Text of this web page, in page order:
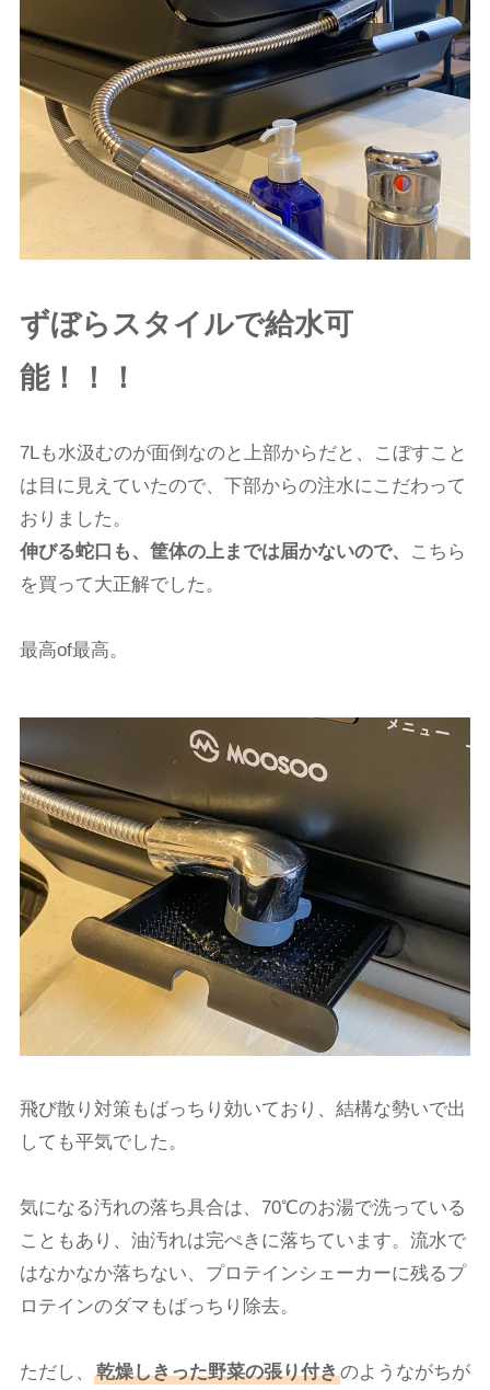
ずぼらスタイルで給水可
能！！！
7Lも水汲むのが面倒なのと上部からだと、こぼすこと
は目に見えていたので、下部からの注水にこだわって
おりました。
伸びる蛇口も、筐体の上までは届かないので、
こちら
を買って大正解でした。
最高of最高。
飛び散り対策もばっちり効いており、結構な勢いで出
しても平気でした。
気になる汚れの落ち具合は、70℃のお湯で洗っている
こともあり、油汚れは完ぺきに落ちています。流水で
はなかなか落ちない、プロテインシェーカーに残るプ
ロテインのダマもばっちり除去。
ただし、 乾燥しきった野菜の張り付きのようながちが